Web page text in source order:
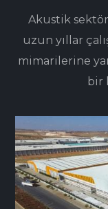
Akustik
uzun yıllar
mimarilerine
bir